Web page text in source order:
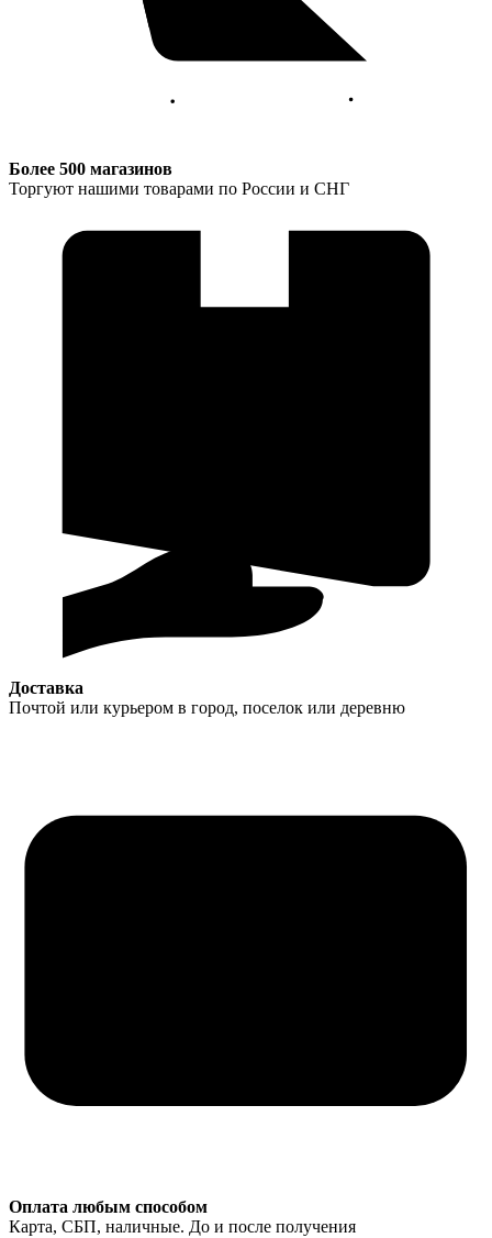
Более 500 магазинов
Торгуют нашими товарами по России и СНГ
Доставка
Почтой или курьером в город, поселок или деревню
Оплата любым способом
Карта, СБП, наличные. До и после получения